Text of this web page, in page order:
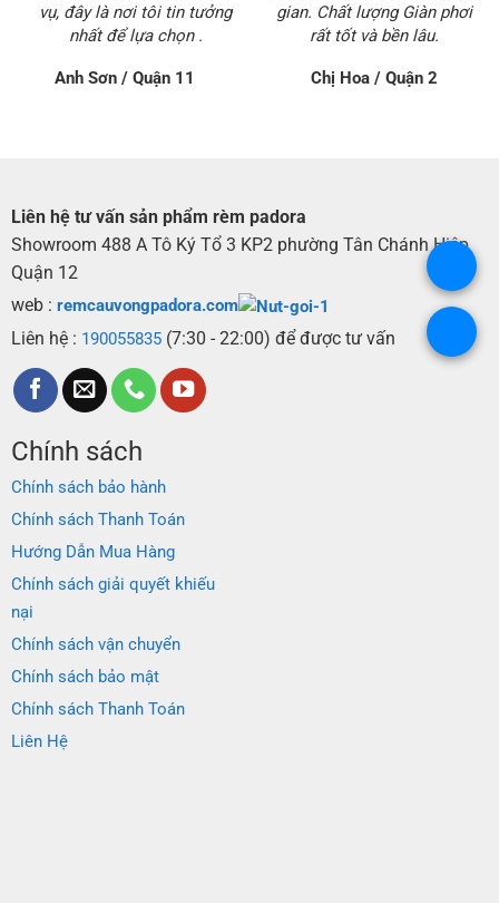
vụ, đây là nơi tôi tin tưởng
nhất để lựa chọn .
Anh Sơn / Quận 11
gian. Chất lượng Giàn phơi
rất tốt và bền lâu.
Chị Hoa / Quận 2
Liên hệ tư vấn sản phẩm rèm padora
Showroom 488 A Tô Ký Tổ 3 KP2 phường Tân Chánh Hiệp
Quận 12
web : remcauvongpadora.com
Liên hệ : 190055835(7:30 - 22:00) để được tư vấn
Chính sách
Chính sách bảo hành
Chính sách Thanh Toán
Hướng Dẫn Mua Hàng
Chính sách giải quyết khiếu
nại
Chính sách vận chuyển
Chính sách bảo mật
Chính sách Thanh Toán
Liên Hệ